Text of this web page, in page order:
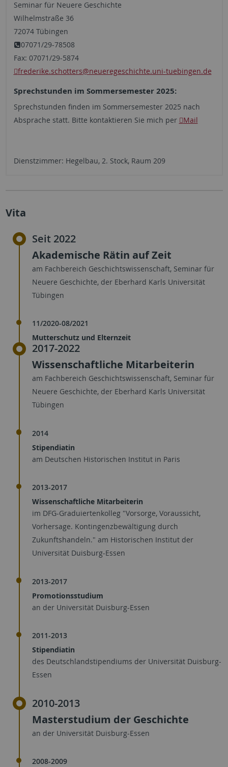
Seminar für Neuere Geschichte
Wilhelmstraße 36
72074 Tübingen
07071/29-78508
Fax: 07071/29-5874
frederike.schotters@neueregeschichte.uni-tuebingen.de
Sprechstunden im Sommersemester 2025:
Sprechstunden finden im Sommersemester 2025 nach
Absprache statt. Bitte kontaktieren Sie mich per
Mail
Dienstzimmer: Hegelbau, 2. Stock, Raum 209
Vita
Seit 2022
Akademische Rätin auf Zeit
am Fachbereich Geschichtswissenschaft, Seminar für
Neuere Geschichte, der Eberhard Karls Universität
Tübingen
11/2020-08/2021
Mutterschutz und Elternzeit
2017-2022
Wissenschaftliche Mitarbeiterin
am Fachbereich Geschichtswissenschaft, Seminar für
Neuere Geschichte, der Eberhard Karls Universität
Tübingen
2014
Stipendiatin
am Deutschen Historischen Institut in Paris
2013-2017
Wissenschaftliche Mitarbeiterin
im DFG-Graduiertenkolleg "Vorsorge, Voraussicht,
Vorhersage. Kontingenzbewältigung durch
Zukunftshandeln." am Historischen Institut der
Universität Duisburg-Essen
2013-2017
Promotionsstudium
an der Universität Duisburg-Essen
2011-2013
Stipendiatin
des Deutschlandstipendiums der Universität Duisburg-
Essen
2010-2013
Masterstudium der Geschichte
an der Universität Duisburg-Essen
2008-2009